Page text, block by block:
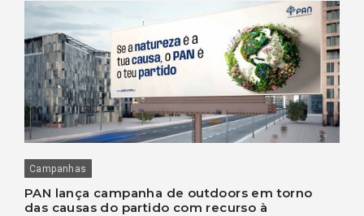
Campanhas
PAN lança campanha de outdoors em torno
das causas do partido com recurso à